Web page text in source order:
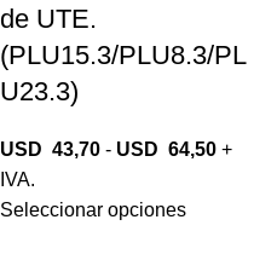
de UTE.
(PLU15.3/PLU8.3/PL
U23.3)
USD 43,70 - USD 64,50 +
IVA.
Seleccionar opciones